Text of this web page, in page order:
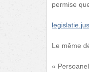
permise
Le même
«